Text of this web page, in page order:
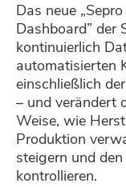
Das neue
Dashboard” der
kontinuierlich
automatisierten
einschließlich
– und verändert
Weise, wie
Produktion
steigern und
kontrollieren.